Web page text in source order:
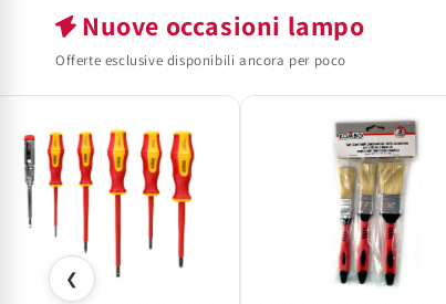
Nuove occasioni lampo
Offerte esclusive disponibili ancora per poco
❮